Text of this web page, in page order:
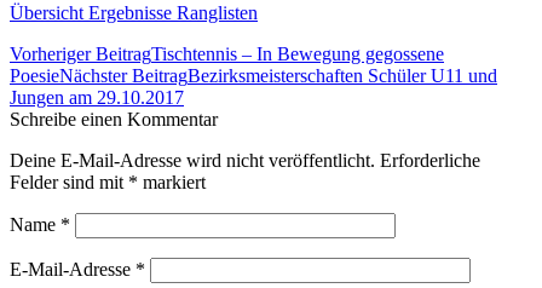
Übersicht Ergebnisse Ranglisten
Beitrags-
Navigation
Vorheriger BeitragTischtennis – In Bewegung gegossene
PoesieNächster BeitragBezirksmeisterschaften Schüler U11 und
Jungen am 29.10.2017
Schreibe einen Kommentar
Deine E-Mail-Adresse wird nicht veröffentlicht. Erforderliche
Felder sind mit * markiert
Name *
E-Mail-Adresse *